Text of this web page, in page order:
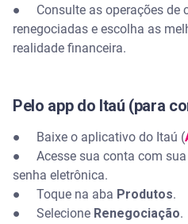
● Consulte as operações de
renegociadas e escolha as
realidade financeira.
Pelo app do Itaú (para
● Baixe o aplicativo do Itaú (
● Acesse sua conta com sua
senha eletrônica.
● Toque na aba Produtos.
● Selecione Renegociação.